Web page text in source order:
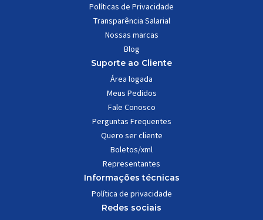
Políticas de Privacidade
Transparência Salarial
Nossas marcas
Blog
Suporte ao Cliente
Área logada
Meus Pedidos
Fale Conosco
Perguntas Frequentes
Quero ser cliente
Boletos/xml
Representantes
Informações técnicas
Política de privacidade
Redes sociais